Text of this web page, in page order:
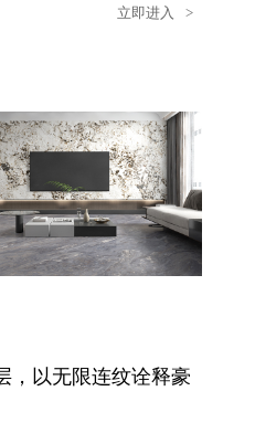
立即进入 >
，以无限连纹诠释豪